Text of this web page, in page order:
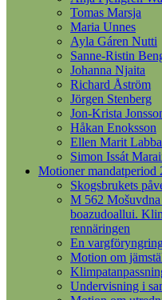
Tomas Marsja
Maria Unnes
Ayla Gáren Nutti
Sanne-Ristin
Johanna Njaita
Richard Åström
Jörgen Stenberg
Jon-Krista
Håkan Enoksson
Ellen Marit Labba
Simon Issát
Motioner mandatperiod
Skogsbrukets
M 562 Mošuvdna
boazudoallui.
rennäringen
En
Motion om
Undervisning i